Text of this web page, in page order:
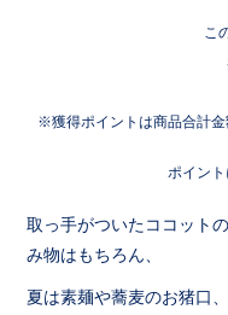
こ
獲得ポイントは商品合計
ポイン
取っ手がついたココット
み物はもちろん、
夏は素麺や蕎麦のお猪口